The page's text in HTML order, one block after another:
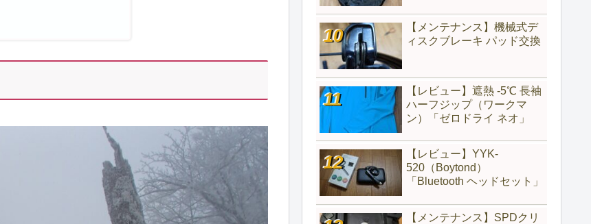
【メンテナンス】機械式デ
ィスクブレーキ パッド交換
【レビュー】遮熱 -5℃ 長袖
ハーフジップ（ワークマ
ン）「ゼロドライ ネオ」
【レビュー】YYK-
520（‎Boytond）
「Bluetooth ヘッドセット」
【メンテナンス】SPDクリ